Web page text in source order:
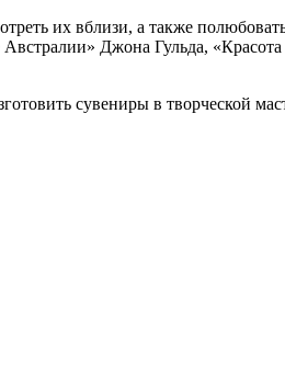
их вблизи, а также
Джона Гульда,
сувениры в творческой